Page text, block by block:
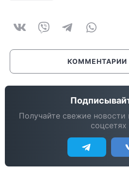
КОММЕНТАРИИ
Получайте свежие
соцсетях